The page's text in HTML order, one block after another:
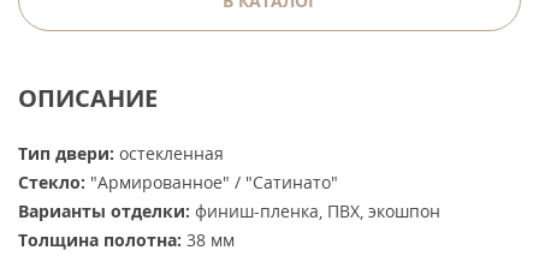
ОПИСАНИЕ
Тип двери: остекленная
Стекло: "Армированное" / "Сатинато"
Варианты отделки: финиш-пленка, ПВХ, экошпон
Толщина полотна: 38 мм